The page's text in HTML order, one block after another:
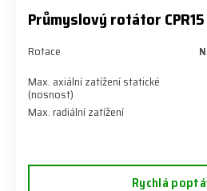
Průmyslový rotátor CPR15
Rotace
Max. axiální zatížení statické
(nosnost)
Max. radiální zatížení
Rychlá